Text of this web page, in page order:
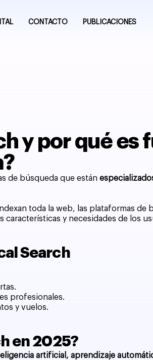
CONTACTO PUBLICACIONES
y por qué es
de búsqueda que están
toda la web, las plataformas de
y necesidades de los
Search
profesionales.
y vuelos.
en 2025?
artificial, aprendizaje